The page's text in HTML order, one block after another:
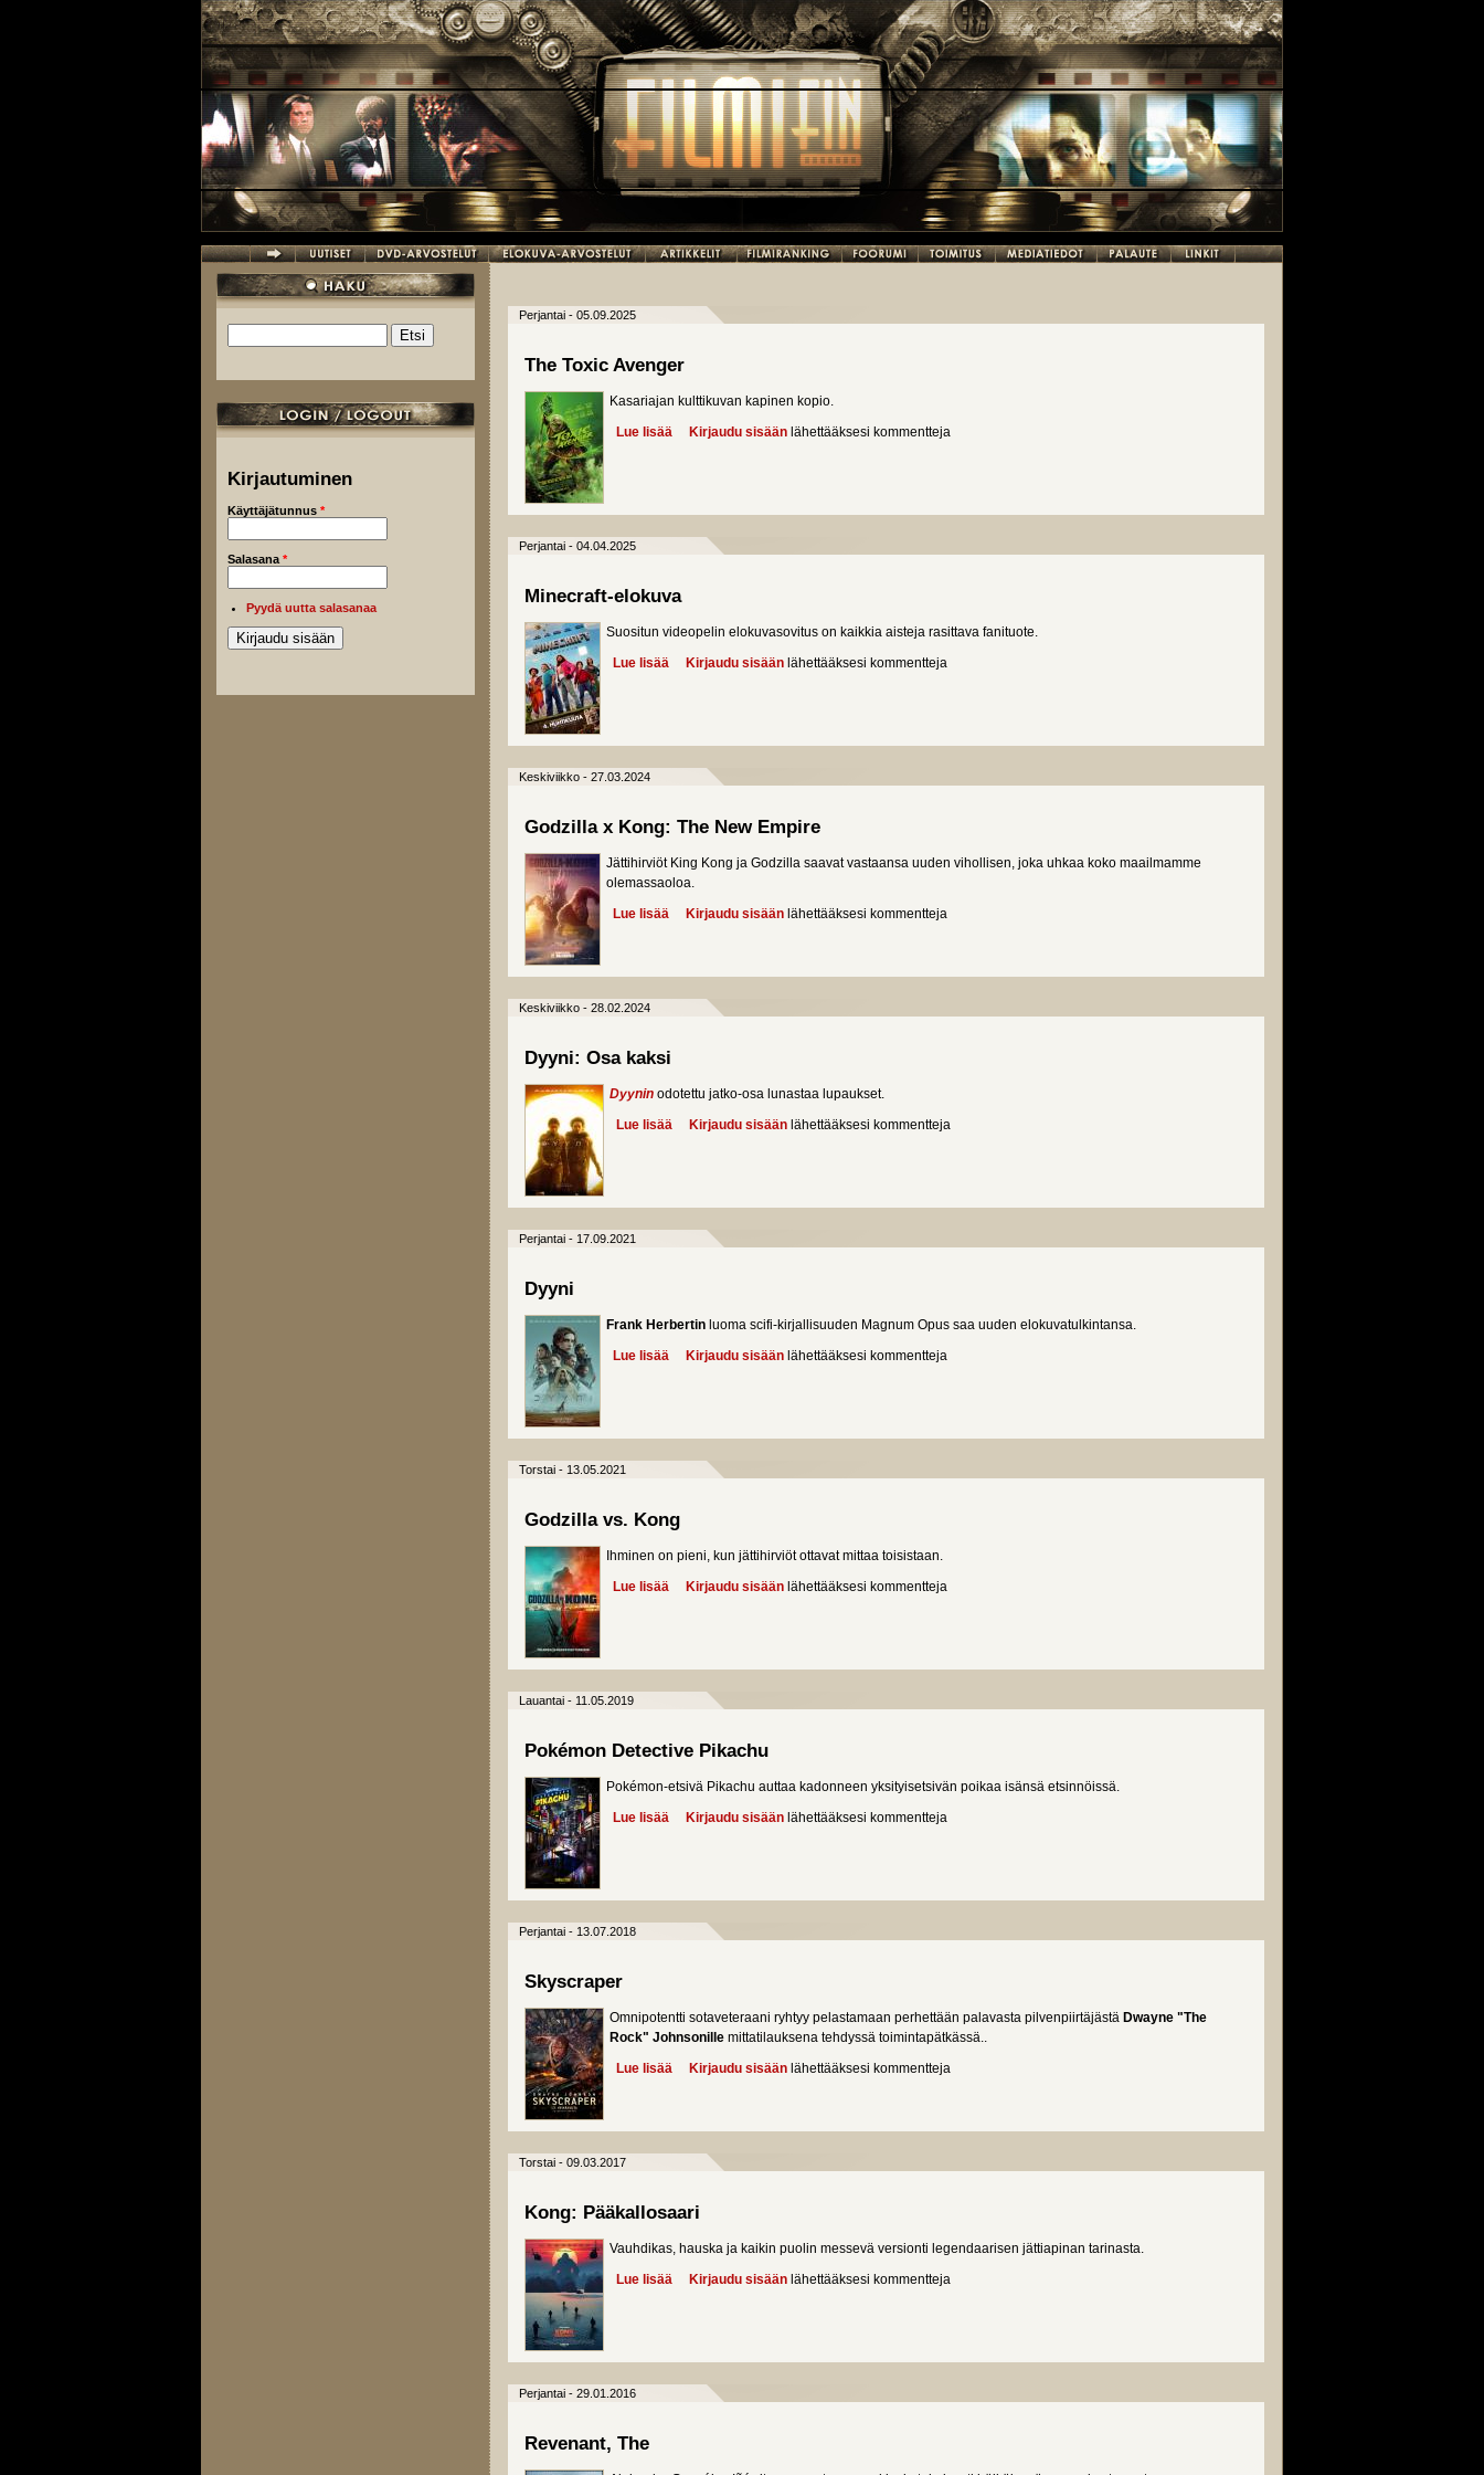
Hakulomake
Kirjautuminen
Käyttäjätunnus *
Salasana *
Pyydä uutta salasanaa
Perjantai - 05.09.2025
The Toxic Avenger
Kasariajan kulttikuvan kapinen kopio.
Lue lisää about The Toxic Avenger
Kirjaudu sisään lähettääksesi kommentteja
Perjantai - 04.04.2025
Minecraft-elokuva
Suositun videopelin elokuvasovitus on kaikkia aisteja rasittava fanituote.
Lue lisää about Minecraft-elokuva
Kirjaudu sisään lähettääksesi kommentteja
Keskiviikko - 27.03.2024
Godzilla x Kong: The New Empire
Jättihirviöt King Kong ja Godzilla saavat vastaansa uuden vihollisen, joka uhkaa koko maailmamme
olemassaoloa.
Lue lisää about Godzilla x Kong: The New Empire
Kirjaudu sisään lähettääksesi kommentteja
Keskiviikko - 28.02.2024
Dyyni: Osa kaksi
Dyynin odotettu jatko-osa lunastaa lupaukset.
Lue lisää about Dyyni: Osa kaksi
Kirjaudu sisään lähettääksesi kommentteja
Perjantai - 17.09.2021
Dyyni
Frank Herbertin luoma scifi-kirjallisuuden Magnum Opus saa uuden elokuvatulkintansa.
Lue lisää about Dyyni
Kirjaudu sisään lähettääksesi kommentteja
Torstai - 13.05.2021
Godzilla vs. Kong
Ihminen on pieni, kun jättihirviöt ottavat mittaa toisistaan.
Lue lisää about Godzilla vs. Kong
Kirjaudu sisään lähettääksesi kommentteja
Lauantai - 11.05.2019
Pokémon Detective Pikachu
Pokémon-etsivä Pikachu auttaa kadonneen yksityisetsivän poikaa isänsä etsinnöissä.
Lue lisää about Pokémon Detective Pikachu
Kirjaudu sisään lähettääksesi kommentteja
Perjantai - 13.07.2018
Skyscraper
Omnipotentti sotaveteraani ryhtyy pelastamaan perhettään palavasta pilvenpiirtäjästä Dwayne "The
Rock" Johnsonille mittatilauksena tehdyssä toimintapätkässä..
Lue lisää about Skyscraper
Kirjaudu sisään lähettääksesi kommentteja
Torstai - 09.03.2017
Kong: Pääkallosaari
Vauhdikas, hauska ja kaikin puolin messevä versionti legendaarisen jättiapinan tarinasta.
Lue lisää about Kong: Pääkallosaari
Kirjaudu sisään lähettääksesi kommentteja
Perjantai - 29.01.2016
Revenant, The